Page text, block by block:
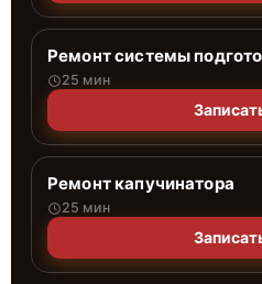
Ремонт системы
25 мин
Ремонт капучинатора
25 мин